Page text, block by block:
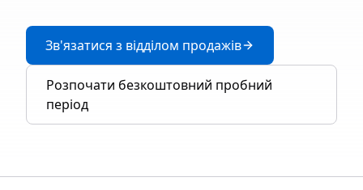
Зв'язатися з відділом продажів
Розпочати безкоштовний пробний
період